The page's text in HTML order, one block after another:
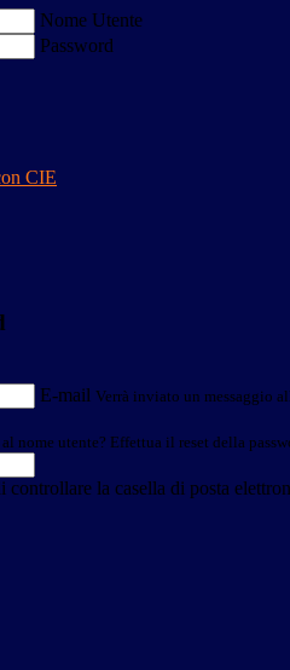
Nome Utente
Password
CIE
E-mail Verrà inviato un messaggio
nome utente? Effettua il reset della
controllare la casella di posta